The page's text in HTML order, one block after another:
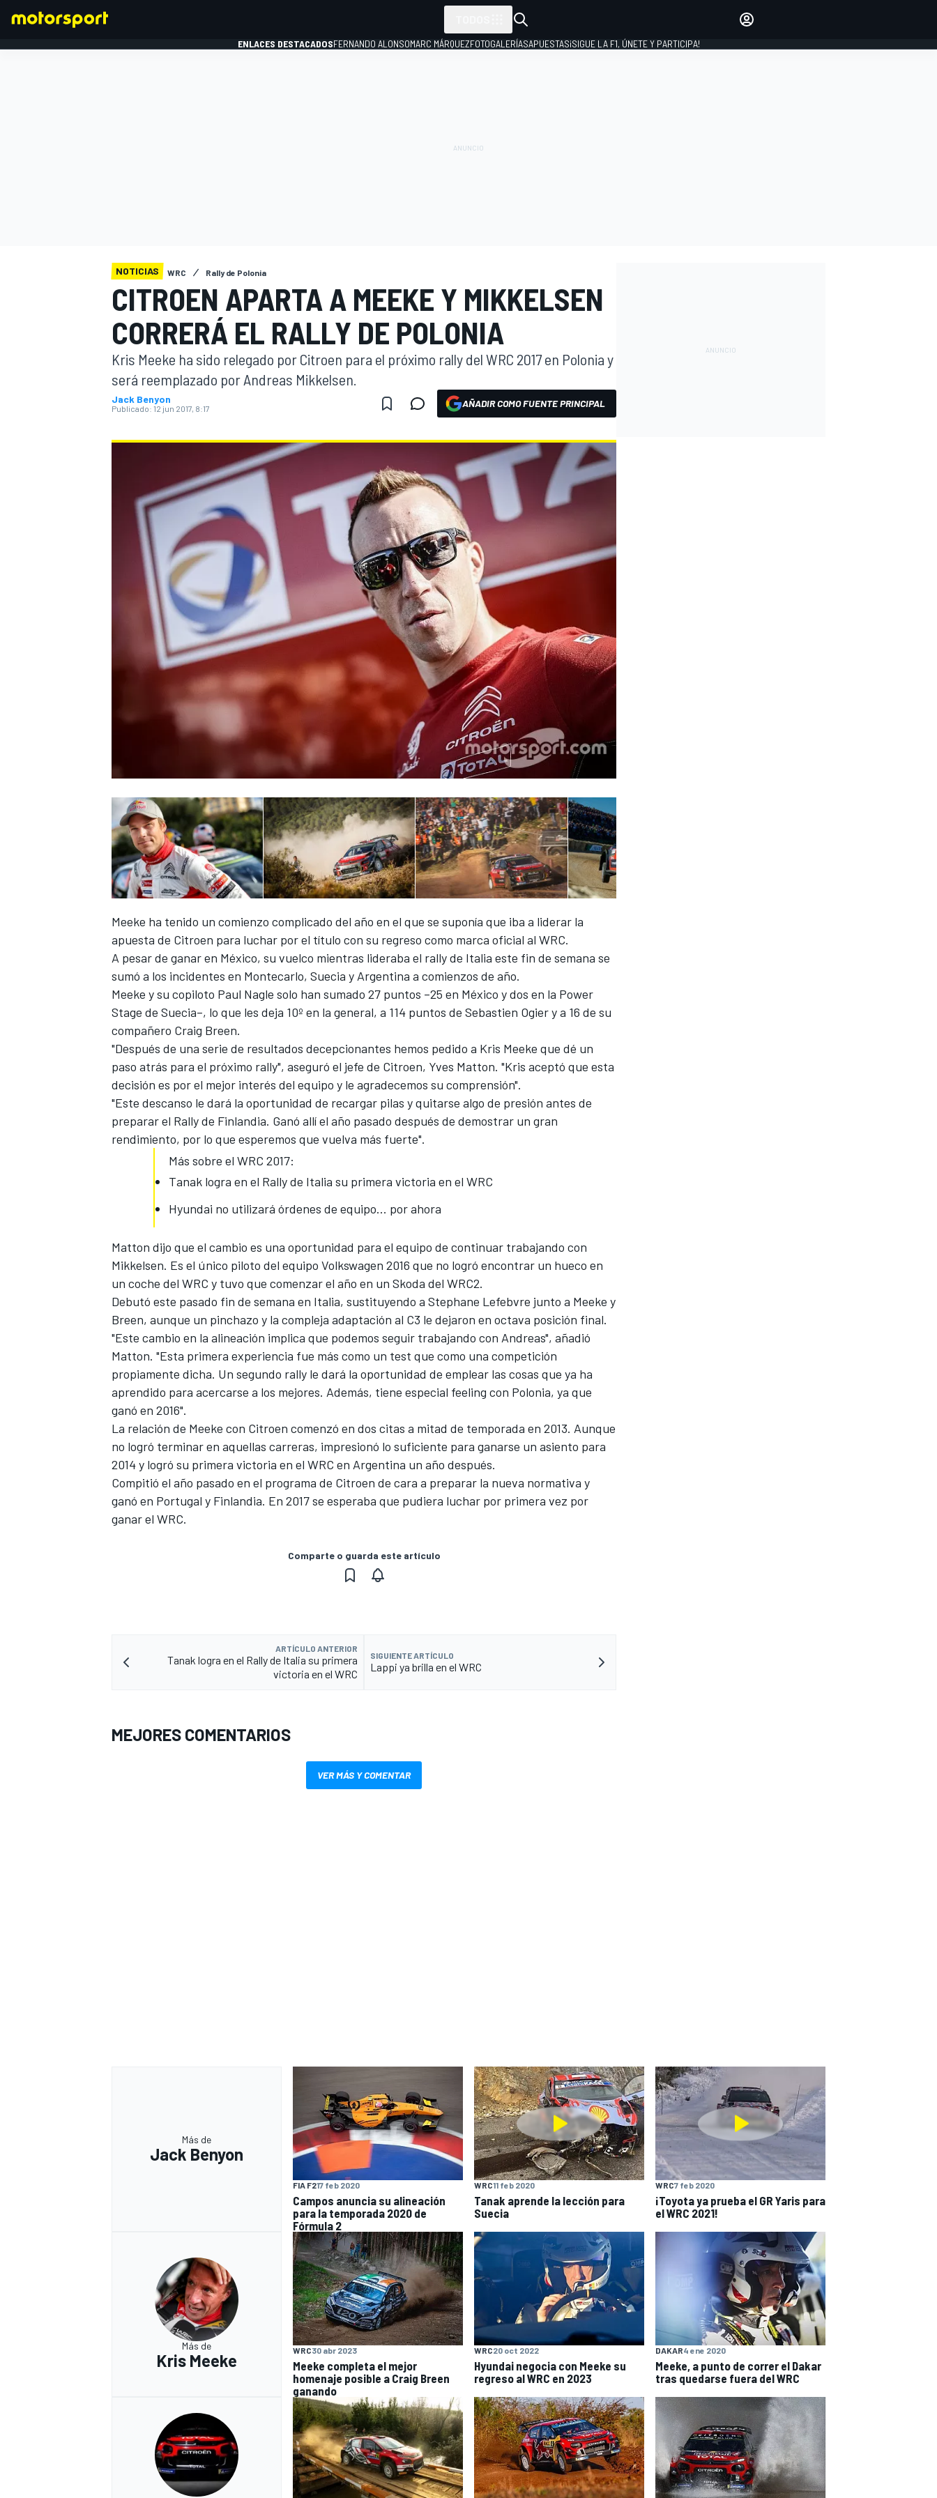
FÓRMULA E
MÁS CATEGORÍAS
ENLACES DESTACADOSFERNANDO ALONSOMARC MÁRQUEZFOTOGALERÍASAPUESTAS¡SIGUE LA F1, ÚNETE Y PARTICIPA!
NOTICIAS WRC Rally de Polonia
CITROEN APARTA A MEEKE Y MIKKELSEN
CORRERÁ EL RALLY DE POLONIA
Kris Meeke ha sido relegado por Citroen para el próximo rally del WRC 2017 en Polonia y
será reemplazado por Andreas Mikkelsen.
Jack Benyon
Publicado: 12 jun 2017, 8:17 AÑADIR COMO FUENTE PRINCIPAL
Meeke ha tenido un comienzo complicado del año en el que se suponía que iba a liderar la
apuesta de Citroen para luchar por el título con su regreso como marca oficial al WRC.
A pesar de ganar en México, su vuelco mientras lideraba el rally de Italia este fin de semana se
sumó a los incidentes en Montecarlo, Suecia y Argentina a comienzos de año.
Meeke y su copiloto Paul Nagle solo han sumado 27 puntos –25 en México y dos en la Power
Stage de Suecia–, lo que les deja 10º en la general, a 114 puntos de Sebastien Ogier y a 16 de su
compañero Craig Breen.
"Después de una serie de resultados decepcionantes hemos pedido a Kris Meeke que dé un
paso atrás para el próximo rally", aseguró el jefe de Citroen, Yves Matton. "Kris aceptó que esta
decisión es por el mejor interés del equipo y le agradecemos su comprensión".
"Este descanso le dará la oportunidad de recargar pilas y quitarse algo de presión antes de
preparar el Rally de Finlandia. Ganó allí el año pasado después de demostrar un gran
rendimiento, por lo que esperemos que vuelva más fuerte".
Más sobre el WRC 2017:
Tanak logra en el Rally de Italia su primera victoria en el WRC
Hyundai no utilizará órdenes de equipo... por ahora
Matton dijo que el cambio es una oportunidad para el equipo de continuar trabajando con
Mikkelsen. Es el único piloto del equipo Volkswagen 2016 que no logró encontrar un hueco en
un coche del WRC y tuvo que comenzar el año en un Skoda del WRC2.
Debutó este pasado fin de semana en Italia, sustituyendo a Stephane Lefebvre junto a Meeke y
Breen, aunque un pinchazo y la compleja adaptación al C3 le dejaron en octava posición final.
"Este cambio en la alineación implica que podemos seguir trabajando con Andreas", añadió
Matton. "Esta primera experiencia fue más como un test que como una competición
propiamente dicha. Un segundo rally le dará la oportunidad de emplear las cosas que ya ha
aprendido para acercarse a los mejores. Además, tiene especial feeling con Polonia, ya que
ganó en 2016".
La relación de Meeke con Citroen comenzó en dos citas a mitad de temporada en 2013. Aunque
no logró terminar en aquellas carreras, impresionó lo suficiente para ganarse un asiento para
2014 y logró su primera victoria en el WRC en Argentina un año después.
Compitió el año pasado en el programa de Citroen de cara a preparar la nueva normativa y
ganó en Portugal y Finlandia. En 2017 se esperaba que pudiera luchar por primera vez por
ganar el WRC.
Comparte o guarda este artículo
ARTÍCULO ANTERIOR
Tanak logra en el Rally de Italia su primera
victoria en el WRC
SIGUIENTE ARTÍCULO
Lappi ya brilla en el WRC
MEJORES COMENTARIOS
VER MÁS Y COMENTAR
Más de
Jack Benyon
FIA F217 feb 2020
Campos anuncia su alineación
para la temporada 2020 de
Fórmula 2
WRC11 feb 2020
Tanak aprende la lección para
Suecia
WRC7 feb 2020
¡Toyota ya prueba el GR Yaris para
el WRC 2021!
Más de
Kris Meeke
WRC30 abr 2023
Meeke completa el mejor
homenaje posible a Craig Breen
ganando
WRC20 oct 2022
Hyundai negocia con Meeke su
regreso al WRC en 2023
DAKAR4 ene 2020
Meeke, a punto de correr el Dakar
tras quedarse fuera del WRC